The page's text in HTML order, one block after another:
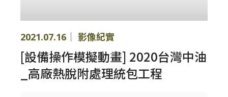
2021.07.16｜ 影像紀實
[設備操作模擬動畫] 2020台灣中油
_高廠熱脫附處理統包工程